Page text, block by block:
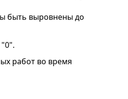
быть выровнены до
работ во время